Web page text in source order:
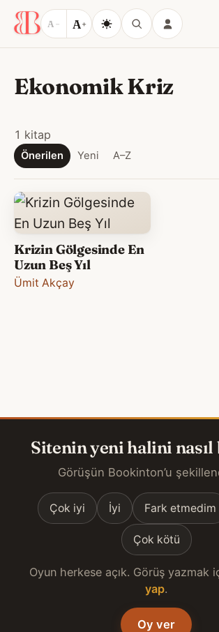
A − A+
Ekonomik Kriz
1 kitap
Önerilen Yeni A–Z
Krizin Gölgesinde En
Uzun Beş Yıl
Ümit Akçay
Sitenin yeni halini
Görüşün Bookinton’u
Çok iyi İyi Fark etmedim
Çok kötü
Oyun herkese açık. Görüş yazmak
yap.
Oy ver